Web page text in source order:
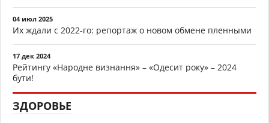
04 июл 2025
Их ждали с 2022-го: репортаж о новом обмене пленными
17 дек 2024
Рейтингу «Народне визнання» – «Одесит року» – 2024
бути!
ЗДОРОВЬЕ